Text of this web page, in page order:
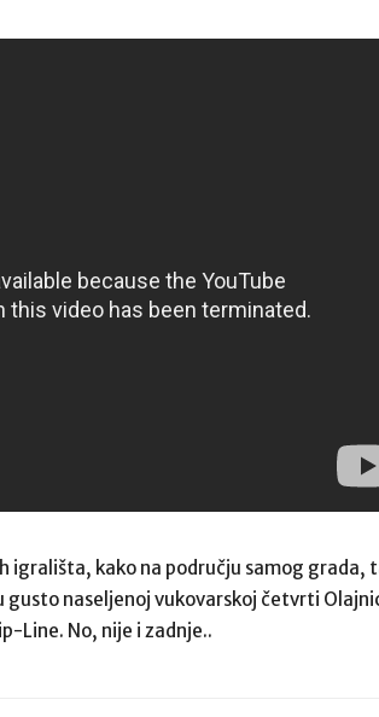
igrališta, kako na području samog grada,
gusto naseljenoj vukovarskoj četvrti
Line. No, nije i zadnje..